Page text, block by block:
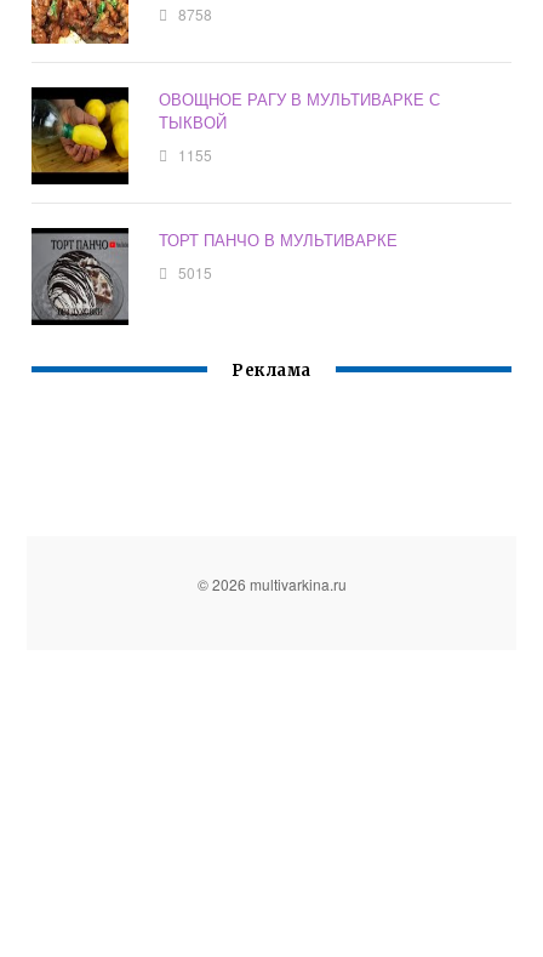
8758
ОВОЩНОЕ РАГУ В МУЛЬТИВАРКЕ С
ТЫКВОЙ
1155
ТОРТ ПАНЧО В МУЛЬТИВАРКЕ
5015
Реклама
© 2026 multivarkina.ru